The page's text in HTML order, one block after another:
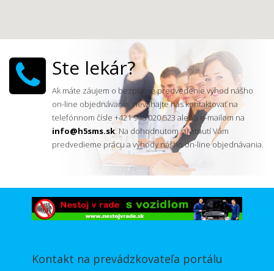
Ste lekár?
Ak máte záujem o bezplatné predvedenie výhod nášho
on-line objednávania, neváhajte nás kontaktovať na
telefónnom čísle +421 948 020 523 alebo e-mailom na
info@h5sms.sk. Na dohodnutom stretnutí Vám
predvedieme prácu a výhody nášho on-line objednávania.
Kontakt na prevádzkovateľa portálu